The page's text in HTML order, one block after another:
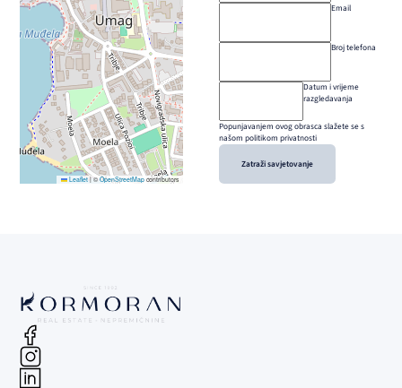
Leaflet |© OpenStreetMapcontributors
Email
Broj telefona
Datum i vrijeme
razgledavanja
Popunjavanjem ovog obrasca slažete se s
našom politikom privatnosti
Zatraži savjetovanje